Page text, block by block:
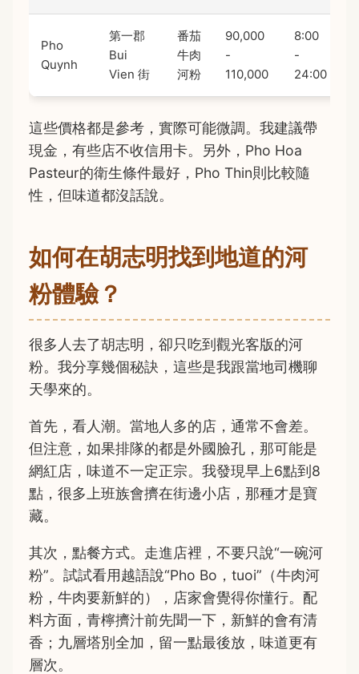
Pho
Quynh
第一郡
Bui
Vien 街
番茄
牛肉
河粉
90,000
-
110,000
8:00
-
24:00
這些價格都是參考，實際可能微調。我建議帶
現金，有些店不收信用卡。另外，Pho Hoa
Pasteur的衛生條件最好，Pho Thin則比較隨
性，但味道都沒話說。
如何在胡志明找到地道的河
粉體驗？
很多人去了胡志明，卻只吃到觀光客版的河
粉。我分享幾個秘訣，這些是我跟當地司機聊
天學來的。
首先，看人潮。當地人多的店，通常不會差。
但注意，如果排隊的都是外國臉孔，那可能是
網紅店，味道不一定正宗。我發現早上6點到8
點，很多上班族會擠在街邊小店，那種才是寶
藏。
其次，點餐方式。走進店裡，不要只說“一碗河
粉”。試試看用越語說“Pho Bo，tuoi”（牛肉河
粉，牛肉要新鮮的），店家會覺得你懂行。配
料方面，青檸擠汁前先聞一下，新鮮的會有清
香；九層塔別全加，留一點最後放，味道更有
層次。